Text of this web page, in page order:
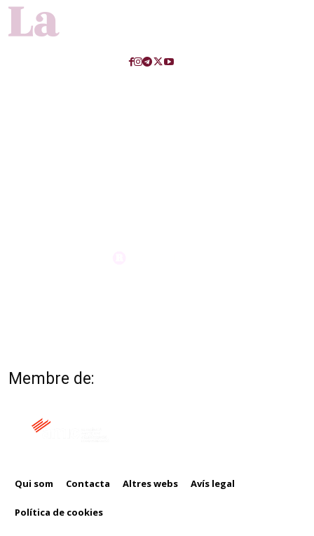
Membre de:
Qui som Contacta Altres webs Avís legal
Política de cookies